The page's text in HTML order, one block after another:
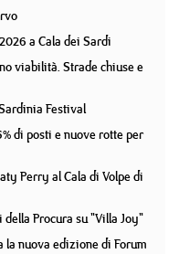
a Cala dei Sardi
viabilità. Strade chiuse e
Festival
di posti e nuove rotte per
Perry al Cala di Volpe di
Procura su "Villa Joy"
la nuova edizione di Forum